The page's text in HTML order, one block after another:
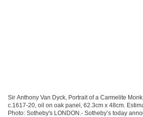
Sir Anthony Van Dyck, Portrait of a Carmelite
c.1617-20, oil on oak panel, 62.3cm x 48cm.
Photo: Sotheby's LONDON.- Sotheby’s today